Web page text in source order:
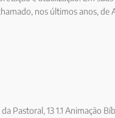
nos últimos anos, de
pessoas que estão
aspectos
Pastoral, 13 1.1 Animação